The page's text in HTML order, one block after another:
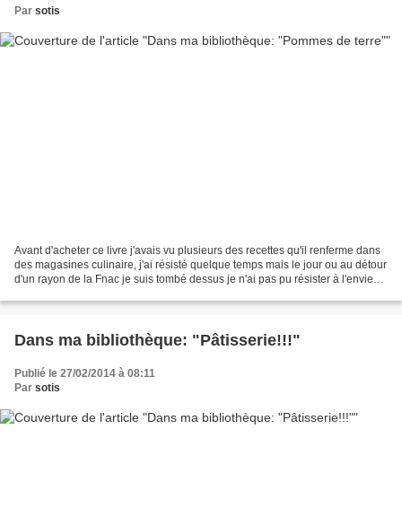
Par sotis
Avant d'acheter ce livre j'avais vu plusieurs des recettes qu'il renferme dans
des magasines culinaire, j'ai résisté quelque temps mais le jour ou au détour
d'un rayon de la Fnac je suis tombé dessus je n'ai pas pu résister à l'envie
Dans ma bibliothèque: "Pâtisserie!!!"
Publié le 27/02/2014 à 08:11
Par sotis